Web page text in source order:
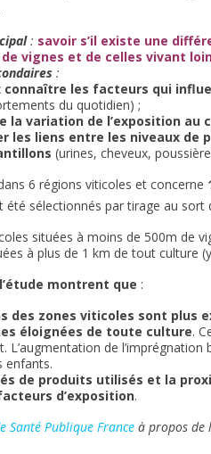
: savoir s’il existe une
vignes et de celles vivant
:
connaître les facteurs qui
du quotidien) ;
la variation de l’exposition au
les liens entre les niveaux de
(urines, cheveux,
6 régions viticoles et concerne
été sélectionnés par tirage au sort
situées à moins de 500m de
à plus de 1 km de tout culture
montrent que :
des zones viticoles sont plus
éloignées de toute culture.
L’augmentation de
enfants.
de produits utilisés et la
d’exposition.
Santé Publique France à propos de